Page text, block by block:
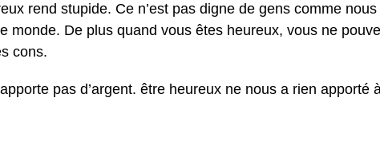
rend stupide. Ce n’est pas digne de gens comme
monde. De plus quand vous êtes heureux, vous ne
cons.
pas d’argent. être heureux ne nous a rien apporté